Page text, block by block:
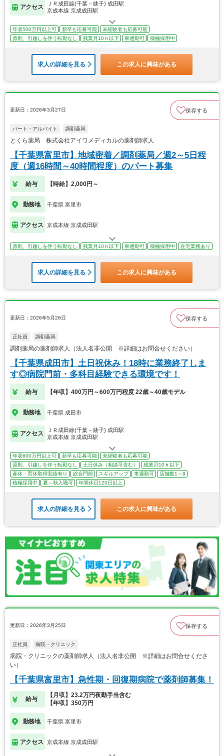
アクセス
ＪＲ成田線(千葉－銚子) 成田駅
京成本線 京成成田駅
年収500万円以上可 新卒も応募可能
未経験者も応募可能
原則、引越しを伴う転勤なし
残業月10ｈ以下 車通勤可 積極採用中
求人の詳細を見る この求人に興味がある
更新日：2026年3月27日 保存する
パート・アルバイト 調剤薬局
とくら薬局 株式会社アイワメディカルの薬剤師求人
【千葉県富里市】地域密着／調剤薬局／週2～5日程
度（週16時間～40時間程度）のパート募集
給与 【時給】2,000円～
勤務地 千葉県 富里市
アクセス 京成本線 京成成田駅
原則、引越しを伴う転勤なし 残業月10ｈ以下 車通勤可 積極採用中 在宅業務あり
求人の詳細を見る この求人に興味がある
更新日：2026年5月26日 保存する
正社員 調剤薬局
調剤薬局の薬剤師求人（法人名非公開 ※詳細はお問合せください）
【千葉県成田市】土日祝休み！18時に業務終了しま
す◎病院門前・多科目経験できる環境です！
給与 【年収】400万円～600万円程度 22歳～40歳モデル
勤務地 千葉県 成田市
アクセス
ＪＲ成田線(千葉－銚子) 成田駅
京成本線 京成成田駅
年収600万円以上可 新卒も応募可能
未経験者も応募可能
原則、引越しを伴う転勤なし
土日休み（相談可含む）
残業月10ｈ以下
産休・育休取得実績有り
総合門前 スキルアップ 車通勤可
店舗数1～9
積極採用中
夏～秋入職可 年間休日120日以上
求人の詳細を見る この求人に興味がある
更新日：2026年3月25日 保存する
正社員 病院・クリニック
病院・クリニックの薬剤師求人（法人名非公開 ※詳細はお問合せくださ
い）
【千葉県富里市】急性期・回復期病院で薬剤師募集！
給与
【月収】23.2万円夜勤手当含む
【年収】350万円
勤務地 千葉県 富里市
アクセス 京成本線 京成成田駅